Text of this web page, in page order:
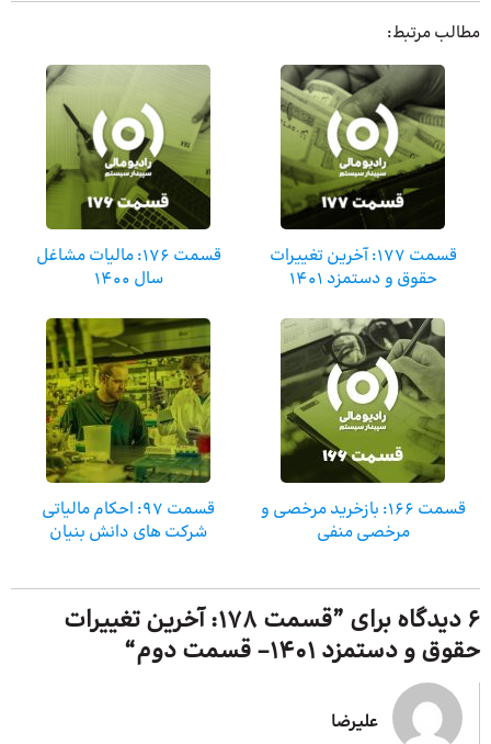
مطالب مرتبط:
قسمت ۱۷۷: آخرین تغییرات
حقوق و دستمزد ۱۴۰۱
قسمت ۱۷۶: مالیات مشاغل
سال ۱۴۰۰
قسمت ۱۶۶: بازخرید مرخصی و
مرخصی منفی
قسمت 97: احکام مالیاتی
شرکت های دانش بنیان
6 دیدگاه برای ”
قسمت ۱۷۸: آخرین تغییرات
حقوق و دستمزد ۱۴۰۱- قسمت دوم
“
علیرضا